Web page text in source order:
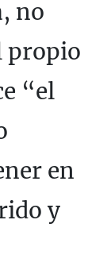
no
propio
“el
en
y